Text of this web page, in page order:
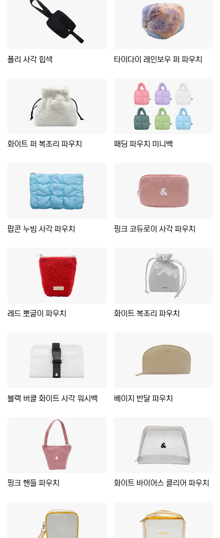
폴리 사각 힙색 타이다이 레인보우 퍼 파우치
화이트 퍼 복조리 파우치 패딩 파우치 미니백
팝콘 누빔 사각 파우치 핑크 코듀로이 사각 파우치
레드 뽀글이 파우치 화이트 복조리 파우치
블랙 버클 화이트 사각 워시백 베이지 반달 파우치
핑크 핸들 파우치 화이트 바이어스 클리어 파우치